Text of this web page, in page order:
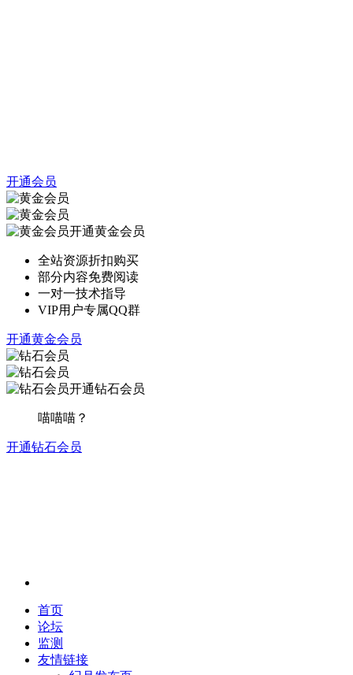
开通会员
开通黄金会员
全站资源折扣购买
部分内容免费阅读
一对一技术指导
VIP用户专属QQ群
开通黄金会员
开通钻石会员
喵喵喵？
开通钻石会员
首页
论坛
监测
友情链接